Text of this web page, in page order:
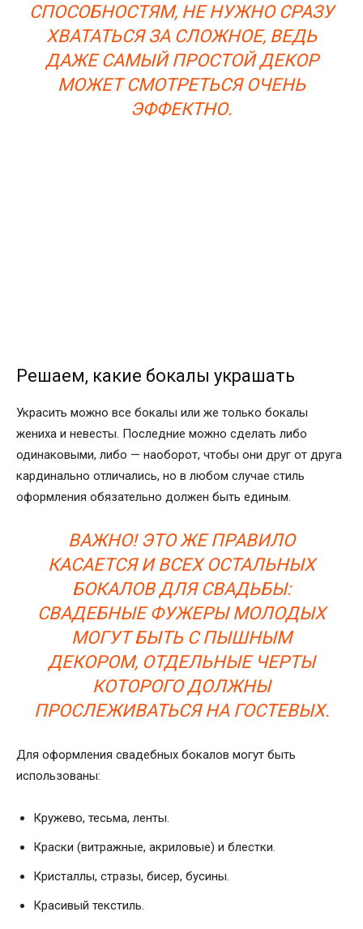
СПОСОБНОСТЯМ, НЕ НУЖНО СРАЗУ
ХВАТАТЬСЯ ЗА СЛОЖНОЕ, ВЕДЬ
ДАЖЕ САМЫЙ ПРОСТОЙ ДЕКОР
МОЖЕТ СМОТРЕТЬСЯ ОЧЕНЬ
ЭФФЕКТНО.
Решаем, какие бокалы украшать
Украсить можно все бокалы или же только бокалы
жениха и невесты. Последние можно сделать либо
одинаковыми, либо — наоборот, чтобы они друг от друга
кардинально отличались, но в любом случае стиль
оформления обязательно должен быть единым.
ВАЖНО! ЭТО ЖЕ ПРАВИЛО
КАСАЕТСЯ И ВСЕХ ОСТАЛЬНЫХ
БОКАЛОВ ДЛЯ СВАДЬБЫ:
СВАДЕБНЫЕ ФУЖЕРЫ МОЛОДЫХ
МОГУТ БЫТЬ С ПЫШНЫМ
ДЕКОРОМ, ОТДЕЛЬНЫЕ ЧЕРТЫ
КОТОРОГО ДОЛЖНЫ
ПРОСЛЕЖИВАТЬСЯ НА ГОСТЕВЫХ.
Для оформления свадебных бокалов могут быть
использованы:
Кружево, тесьма, ленты.
Краски (витражные, акриловые) и блестки.
Кристаллы, стразы, бисер, бусины.
Красивый текстиль.